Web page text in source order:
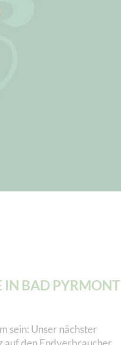
IN BAD PYRMONT
sein: Unser nächster